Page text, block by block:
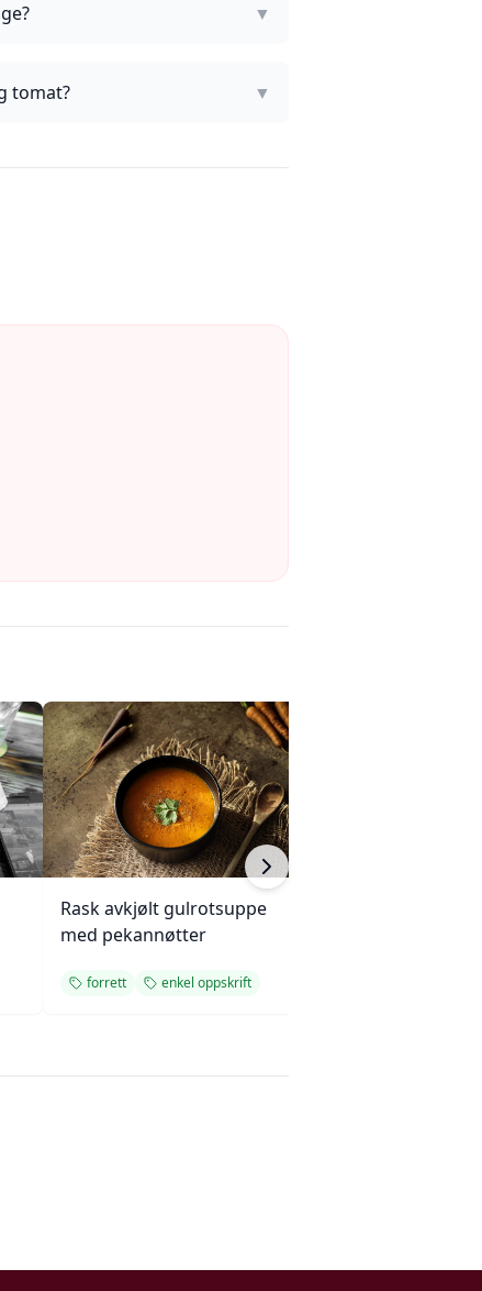
▼
tomat? ▼
Rask avkjølt gulrotsuppe
med pekannøtter
forrett enkel oppskrift